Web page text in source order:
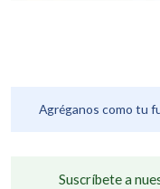
Agréganos como tu
Suscríbete a